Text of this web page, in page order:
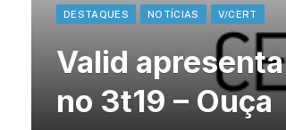
DESTAQUES NOTÍCIAS V/CERT
Valid
no 3t19 – Ouça